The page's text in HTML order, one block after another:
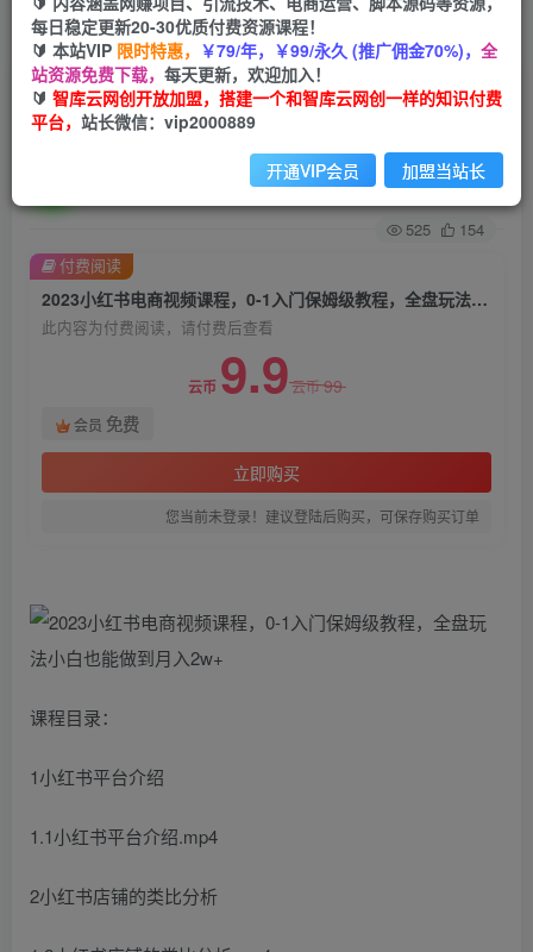
首页 创业课程 会员免费 正文
2023小红书电商视频课程，0-1入门保姆级教程，
全盘玩法小白也能做到月入2w+
关注 私信
525 154
2023小红书电商视频课程，0-1入门保姆级教程，全盘玩法小白也能做到月入2w+
此内容为付费阅读，请付费后查看
云币 9.9云币99
会员 免费
立即购买
您当前未登录！建议登陆后购买，可保存购买订单
付费阅读
课程目录：
1小红书平台介绍
1.1小红书平台介绍.mp4
2小红书店铺的类比分析
每日稳定更新20-30优质付费资源课程！
🔰 本站VIP 限时特惠， ￥79/年，￥99/永久 (推广佣金70%)， 全
站资源免费下载， 每天更新，欢迎加入！
🔰 智库云网创开放加盟，搭建一个和智库云网创一样的知识付费
平台， 站长微信：vip2000889
开通VIP会员 加盟当站长